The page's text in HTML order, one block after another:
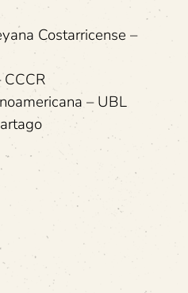
Costarricense –
– UBL